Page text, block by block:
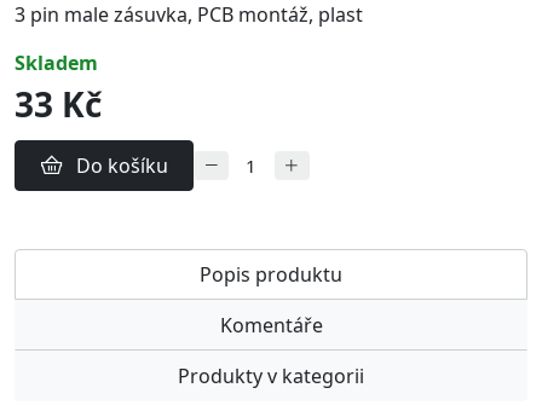
3 pin male zásuvka, PCB montáž, plast
skladem
33 Kč
Do košíku
Popis produktu
Komentáře
Produkty v kategorii